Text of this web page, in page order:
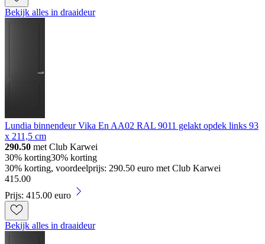
Bekijk alles in draaideur
Lundia binnendeur Vika En AA02 RAL 9011 gelakt opdek links 93
x 211,5 cm
290.50 met Club Karwei
30% korting30% korting
30% korting, voordeelprijs: 290.50 euro met Club Karwei
415.00
Prijs: 415.00 euro
Bekijk alles in draaideur